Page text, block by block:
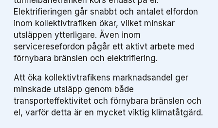
Trafikutvecklar­nätverket 2022
Trygghets­nätverket 2023
Trygghets­nätverket 2022
Elektrifieringen går snabbt och antalet elfordon
inom kollektivtrafiken ökar, vilket minskar
utsläppen ytterligare. Även inom
serviceresefordon pågår ett aktivt arbete med
förnybara bränslen och elektrifiering.
Att öka kollektivtrafikens marknadsandel ger
minskade utsläpp genom både
transporteffektivitet och förnybara bränslen och
el, varför detta är en mycket viktig klimatåtgärd.